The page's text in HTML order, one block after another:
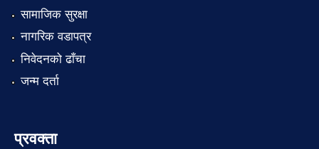
सामाजिक सुरक्षा
नागरिक वडापत्र
निवेदनको ढाँचा
जन्म दर्ता
प्रवक्ता